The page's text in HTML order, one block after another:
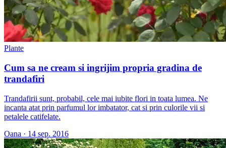
Plante
Cum sa ne cream si ingrijim propria gradina de
trandafiri
Trandafirii sunt, probabil, cele mai iubite flori in toata lumea. Ne
incanta atat prin parfumul lor imbatator, cat si prin culorile vii si
petalele catifelate.
Oana · 14 sep. 2016